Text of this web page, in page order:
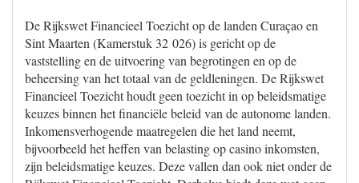
De Rijkswet Financieel Toezicht op de landen Curaçao en
Sint Maarten (Kamerstuk 32 026) is gericht op de
vaststelling en de uitvoering van begrotingen en op de
beheersing van het totaal van de geldleningen. De Rijkswet
Financieel Toezicht houdt geen toezicht in op beleidsmatige
keuzes binnen het financiële beleid van de autonome landen.
Inkomensverhogende maatregelen die het land neemt,
bijvoorbeeld het heffen van belasting op casino inkomsten,
zijn beleidsmatige keuzes. Deze vallen dan ook niet onder de